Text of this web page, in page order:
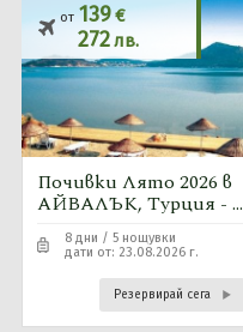
от 139€
272лв.
Почивки Лято 2026 в
АЙВАЛЪК, Турция - 5
нощувки автобусна
програма8 дни / 5 нощувки
дати от: 23.08.2026 г.
Резервирай сега